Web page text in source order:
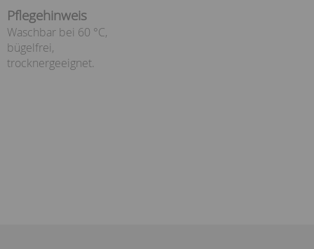
Pflegehinweis
Waschbar bei 60 °C,
bügelfrei,
trocknergeeignet.